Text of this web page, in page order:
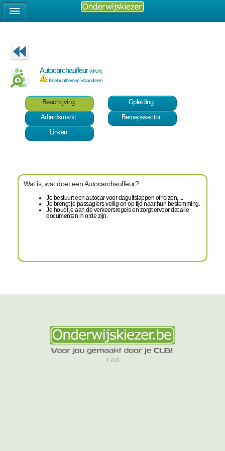
Autocarchauffeur(M/V/X)
Knelpuntberoep Vlaanderen
Beschrijving
Opleiding
Arbeidsmarkt
Beroepssector
Linken
Wat is, wat doet een Autocarchauffeur?
Je bestuurt een autocar voor daguitstappen of reizen, ...
Je brengt je passagiers veilig en op tijd naar hun bestemming.
Je houdt je aan de verkeersregels en zorgt ervoor dat alle
documenten in orde zijn.
© 2026